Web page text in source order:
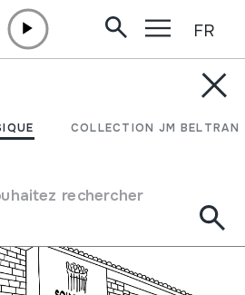
COLLECTION JM BELTRAN
rechercher
FR